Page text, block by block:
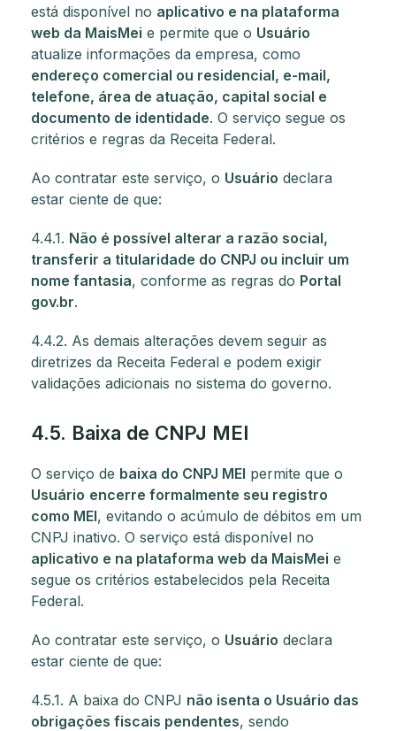
está disponível no aplicativo e na plataforma
web da MaisMei e permite que o Usuário
atualize informações da empresa, como
endereço comercial ou residencial, e-mail,
telefone, área de atuação, capital social e
documento de identidade. O serviço segue os
critérios e regras da Receita Federal.
Ao contratar este serviço, o Usuário declara
estar ciente de que:
4.4.1. Não é possível alterar a razão social,
transferir a titularidade do CNPJ ou incluir um
nome fantasia, conforme as regras do Portal
gov.br.
4.4.2. As demais alterações devem seguir as
diretrizes da Receita Federal e podem exigir
validações adicionais no sistema do governo.
4.5. Baixa de CNPJ MEI
O serviço de baixa do CNPJ MEI permite que o
Usuário encerre formalmente seu registro
como MEI, evitando o acúmulo de débitos em um
CNPJ inativo. O serviço está disponível no
aplicativo e na plataforma web da MaisMei e
segue os critérios estabelecidos pela Receita
Federal.
Ao contratar este serviço, o Usuário declara
estar ciente de que:
4.5.1. A baixa do CNPJ não isenta o Usuário das
obrigações fiscais pendentes, sendo